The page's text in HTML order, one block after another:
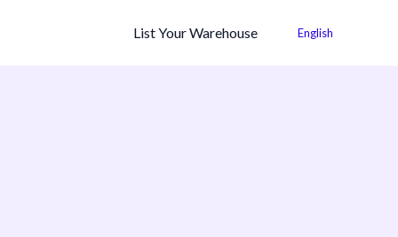
English
List Your Warehouse